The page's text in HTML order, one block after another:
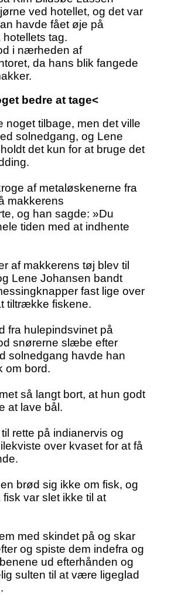
ved hotellet, og det var
havde fået øje på
tag.
i nærheden af
da hans blik fangede
bedre at tage<
noget tilbage, men det ville
solnedgang, og Lene
det kun for at bruge det
af metaløskenerne fra
makkerens
og han sagde: »Du
tiden med at indhente
af makkerens tøj blev til
Lene Johansen bandt
fast lige over
tiltrække fiskene.
fra hulepindsvinet på
snørerne slæbe efter
solnedgang havde han
om bord.
så langt bort, at hun godt
at lave bål.
rette på indianervis og
over kvaset for at få
brød sig ikke om fisk, og
var slet ikke til at
med skindet på og skar
og spiste dem indefra og
ud efterhånden og
sulten til at være ligeglad